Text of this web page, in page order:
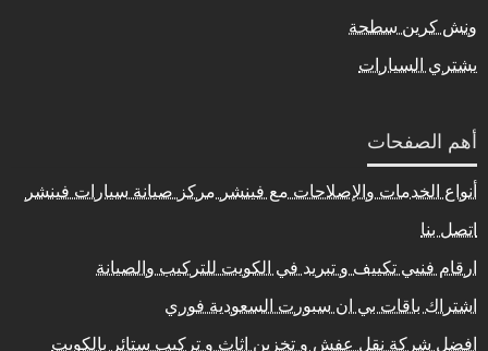
ونش كرين سطحة
يشتري السيارات
أهم الصفحات
أنواع الخدمات والإصلاحات مع فينشر مركز صيانة سيارات فينشر
اتصل بنا
ارقام فنيي تكييف و تبريد في الكويت للتركيب والصيانة
اشتراك باقات بي ان سبورت السعودية فوري
افضل شركة نقل عفش و تخزين اثاث و تركيب ستائر بالكويت